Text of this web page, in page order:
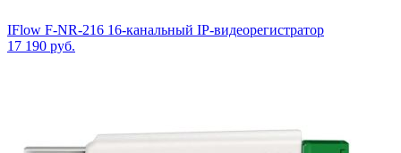
IFlow F-NR-216 16-канальный IP-видеорегистратор
17 190 руб.